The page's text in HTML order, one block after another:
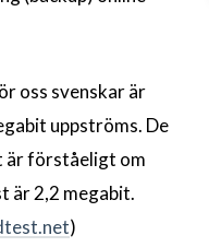
oss svenskar är
uppströms. De
är förståeligt om
är 2,2 megabit.
)